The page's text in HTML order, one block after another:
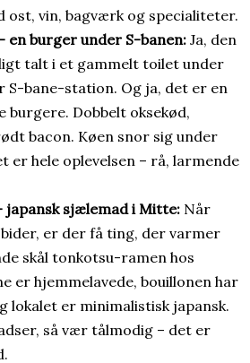
ost, vin, bagværk og specialiteter.
en burger under S-banen: Ja, den
talt i et gammelt toilet under
S-bane-station. Og ja, det er en
burgere. Dobbelt oksekød,
bacon. Køen snor sig under
er hele oplevelsen – rå, larmende
japansk sjælemad i Mitte: Når
er der få ting, der varmer
skål tonkotsu-ramen hos
er hjemmelavede, bouillonen har
lokalet er minimalistisk japansk.
så vær tålmodig – det er